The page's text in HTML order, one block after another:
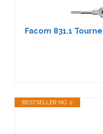
Facom 831.1
BESTSELLER NO. 2